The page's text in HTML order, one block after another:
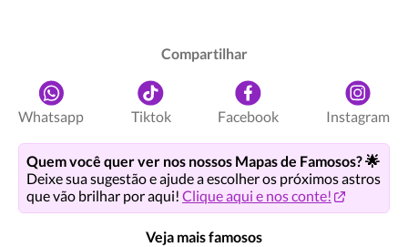
Compartilhar
Whatsapp Tiktok Facebook Instagram
Quem você quer ver nos nossos Mapas de Famosos? 🌟
Deixe sua sugestão e ajude a escolher os próximos astros
que vão brilhar por aqui! Clique aqui e nos conte!
Veja mais famosos